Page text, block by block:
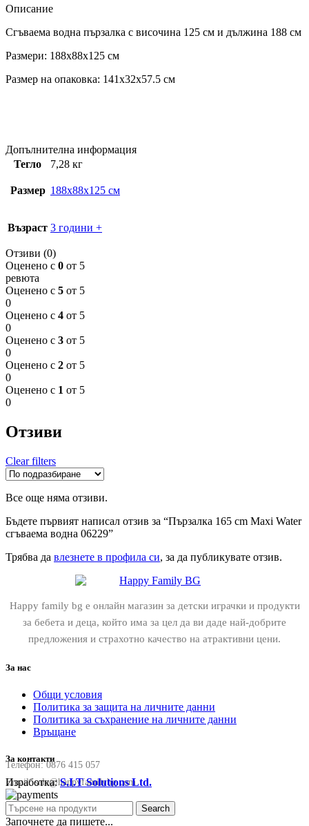
Описание
Сгъваема водна пързалка с височина 125 см и дължина 188 см
Размери: 188x88x125 см
Размер на опаковка: 141x32x57.5 см
Допълнителна информация
Тегло
7,28 кг
Размер 188x88x125 см
Възраст 3 години +
Отзиви (0)
Оценено с 0 от 5
ревюта
Оценено с 5 от 5
0
Оценено с 4 от 5
0
Оценено с 3 от 5
0
Оценено с 2 от 5
0
Оценено с 1 от 5
0
Отзиви
Clear filters
Все още няма отзиви.
Бъдете първият написал отзив за “Пързалка 165 cm Maxi Water
сгъваема водна 06229”
Трябва да влезнете в профила си, за да публикувате отзив.
Happy family bg е онлайн магазин за детски играчки и продукти
за бебета и деца, който има за цел да ви даде най-добрите
предложения и страхотно качество на атрактивни цени.
За нас
Общи условия
Политика за защита на личните данни
Политика за съхранение на личните данни
Връщане
За контакти
Телефон:0876 415 057
Email:sale@happyfamilybg.com
Изработка:S.I.T Solutions Ltd.
Search
Започнете да пишете...